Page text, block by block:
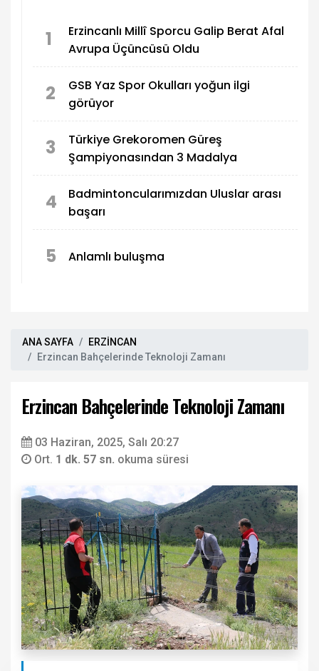
1
Erzincanlı Millî Sporcu Galip Berat Afal
Avrupa Üçüncüsü Oldu
2
GSB Yaz Spor Okulları yoğun ilgi
görüyor
3
Türkiye Grekoromen Güreş
Şampiyonasından 3 Madalya
4
Badmintoncularımızdan Uluslar arası
başarı
5 Anlamlı buluşma
ANA SAYFA
ERZİNCAN
Erzincan Bahçelerinde Teknoloji Zamanı
Erzincan Bahçelerinde Teknoloji Zamanı
03 Haziran, 2025, Salı 20:27
Ort. 1 dk. 57 sn. okuma süresi